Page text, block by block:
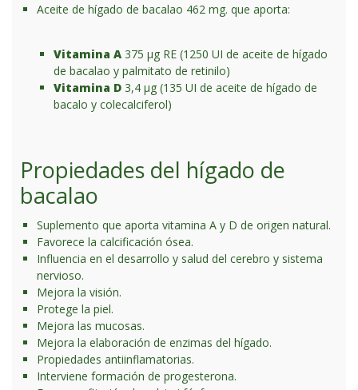
Aceite de hígado de bacalao 462 mg. que aporta:
Vitamina A 375 μg RE (1250 UI de aceite de hígado
de bacalao y palmitato de retinilo)
Vitamina D 3,4 μg (135 UI de aceite de hígado de
bacalo y colecalciferol)
Propiedades del hígado de
bacalao
Suplemento que aporta vitamina A y D de origen natural.
Favorece la calcificación ósea.
Influencia en el desarrollo y salud del cerebro y sistema
nervioso.
Mejora la visión.
Protege la piel.
Mejora las mucosas.
Mejora la elaboración de enzimas del hígado.
Propiedades antiinflamatorias.
Interviene formación de progesterona.